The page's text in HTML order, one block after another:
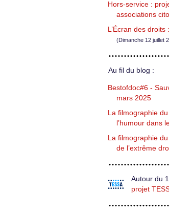
Hors-service :
associations
L’Écran des
(Dimanche 12 juillet
Au fil du blog :
Bestofdoc#6 -
mars 2025
La filmographie
l’humour dans
La filmographie
de l’extrême
Autour du
projet